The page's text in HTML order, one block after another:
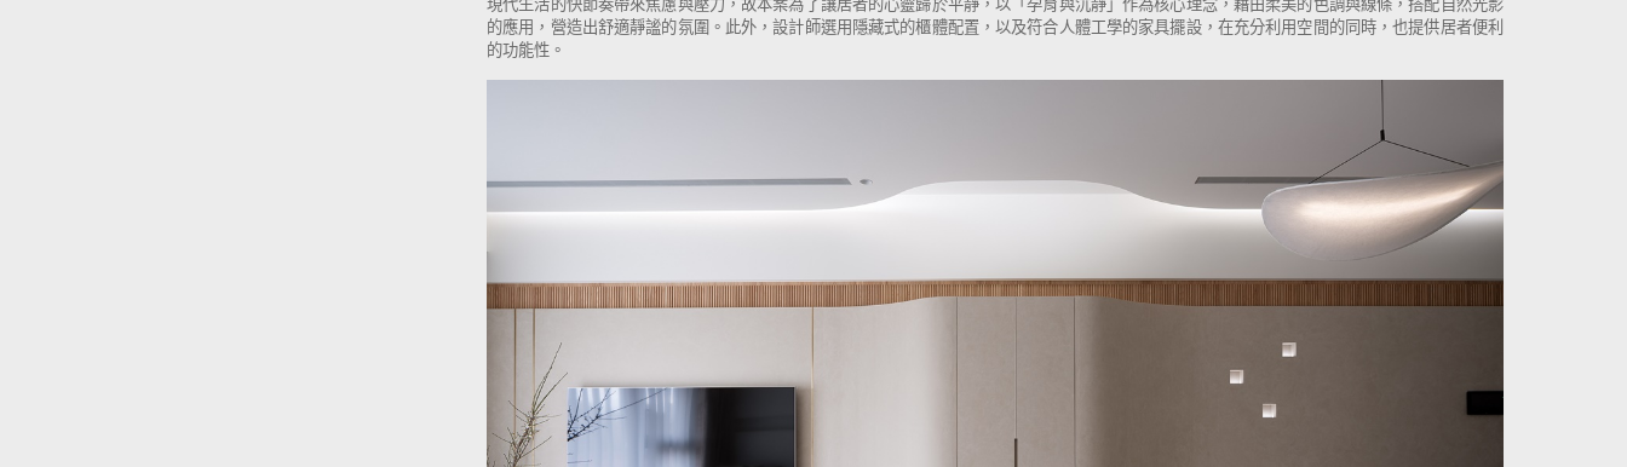
現代生活的快節奏帶來焦慮與壓力，故本案為了讓居者的心靈歸於平靜，以「孕育與沉靜」作為核心理念，藉由柔美的色調與線條，搭配自然光影
的應用，營造出舒適靜謐的氛圍。此外，設計師選用隱藏式的櫃體配置，以及符合人體工學的家具擺設，在充分利用空間的同時，也提供居者便利
的功能性。